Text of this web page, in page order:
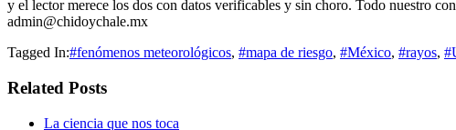
y el lector merece los dos con datos verificables y sin choro. Todo nuestro
admin@chidoychale.mx
Tagged In:#fenómenos meteorológicos, #mapa de riesgo, #México, #rayos,
Related Posts
La ciencia que nos toca